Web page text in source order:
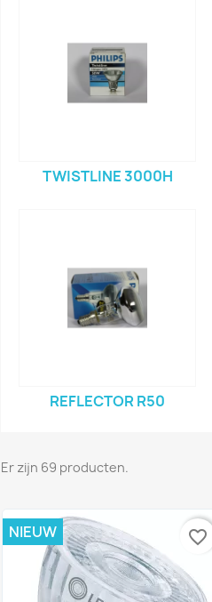
TWISTLINE 3000H
REFLECTOR R50
Er zijn 69 producten.
NIEUW favorite_border